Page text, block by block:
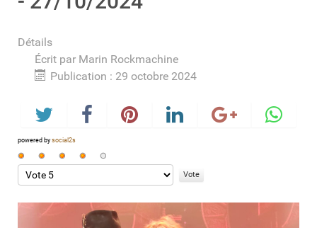
Détails
Écrit par Marin Rockmachine
Publication : 29 octobre 2024
powered by social2s
Vote
utilisateur:
Veuillez
voter